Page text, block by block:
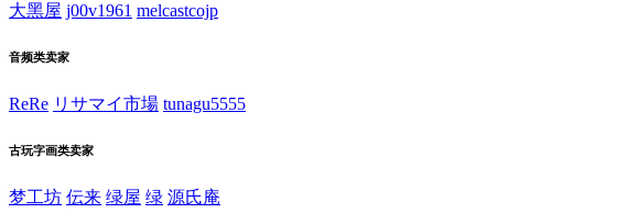
大黑屋 j00v1961 melcastcojp
音频类卖家
ReRe リサマイ市場 tunagu5555
古玩字画类卖家
梦工坊 伝来 绿屋 绿 源氏庵